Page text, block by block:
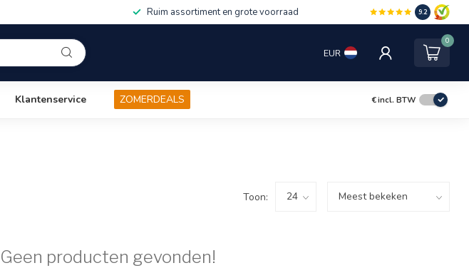
Ruim assortiment en grote voorraad 9.2
EUR
0
Klantenservice ZOMERDEALS €incl. BTW
Toon:
Geen producten gevonden!